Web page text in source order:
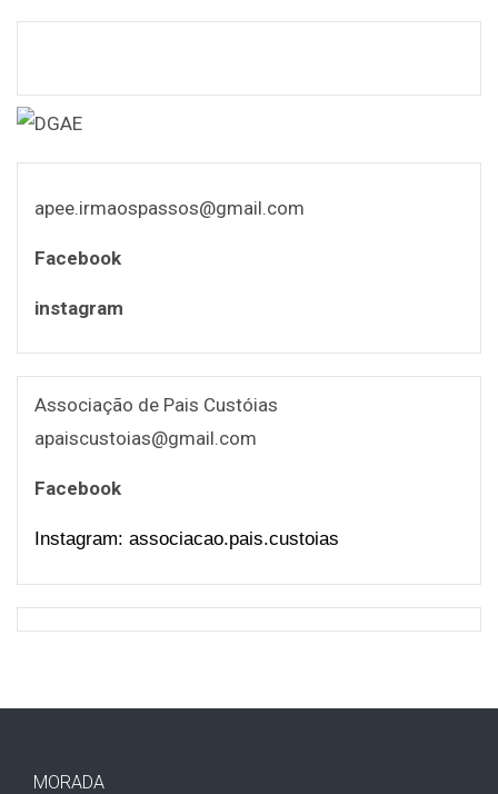
apee.irmaospassos@gmail.com
Facebook
instagram
Associação de Pais Custóias
apaiscustoias@gmail.com
Facebook
Instagram: associacao.pais.custoias
MORADA